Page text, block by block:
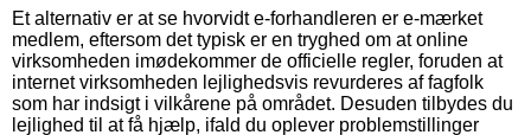
Et alternativ er at se hvorvidt e-forhandleren er e-mærket
medlem, eftersom det typisk er en tryghed om at online
virksomheden imødekommer de officielle regler, foruden at
internet virksomheden lejlighedsvis revurderes af fagfolk
som har indsigt i vilkårene på området. Desuden tilbydes du
lejlighed til at få hjælp, ifald du oplever problemstillinger